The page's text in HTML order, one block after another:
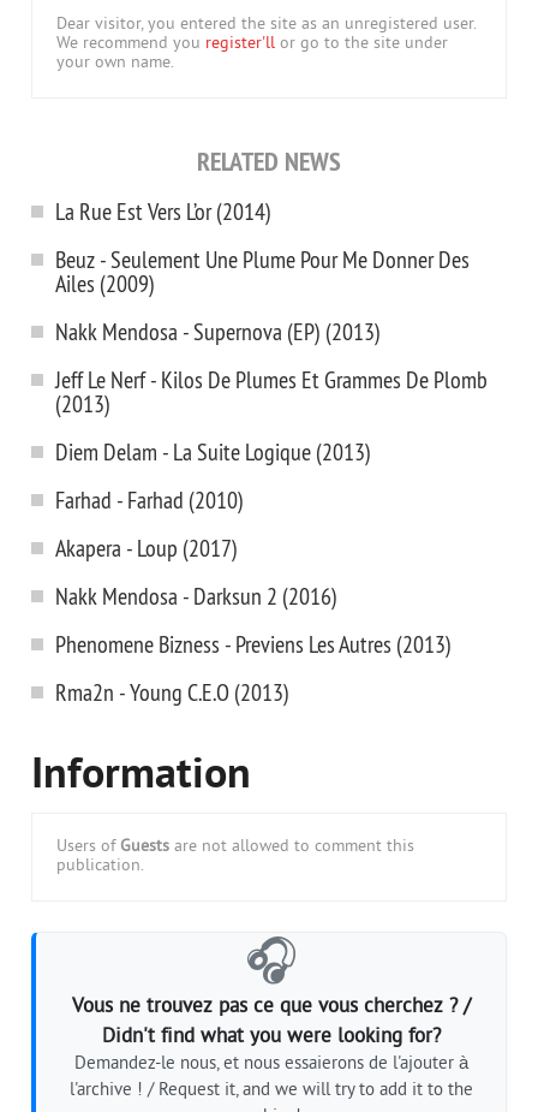
Dear visitor, you entered the site as an unregistered user.
We recommend you register'll or go to the site under
your own name.
RELATED NEWS
La Rue Est Vers L’or (2014)
Beuz - Seulement Une Plume Pour Me Donner Des
Ailes (2009)
Nakk Mendosa - Supernova (EP) (2013)
Jeff Le Nerf - Kilos De Plumes Et Grammes De Plomb
(2013)
Diem Delam - La Suite Logique (2013)
Farhad - Farhad (2010)
Akapera - Loup (2017)
Nakk Mendosa - Darksun 2 (2016)
Phenomene Bizness - Previens Les Autres (2013)
Rma2n - Young C.E.O (2013)
Information
Users of Guests are not allowed to comment this
publication.
🎧
Vous ne trouvez pas ce que vous cherchez ? /
Didn't find what you were looking for?
Demandez-le nous, et nous essaierons de l'ajouter à
l'archive ! / Request it, and we will try to add it to the